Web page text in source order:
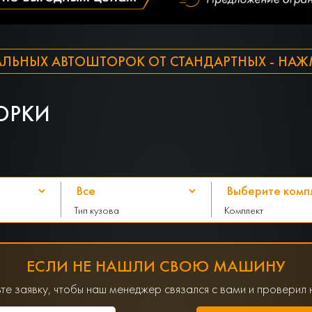
АВТОШТОРОК ОТ СТАНДАРТНЫХ -
Тип кузова Комплект
ЕСЛИ НЕ НАШЛИ СВОЮ МАШИНУ
заявку, чтобы наш менеджер связался с вами и проверил